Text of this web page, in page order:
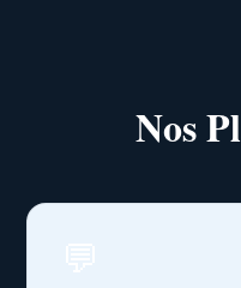
Nos